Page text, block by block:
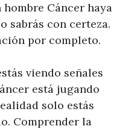
Cáncer haya
sabrás con certeza.
por completo.
viendo señales
está jugando
solo estás
Comprender la